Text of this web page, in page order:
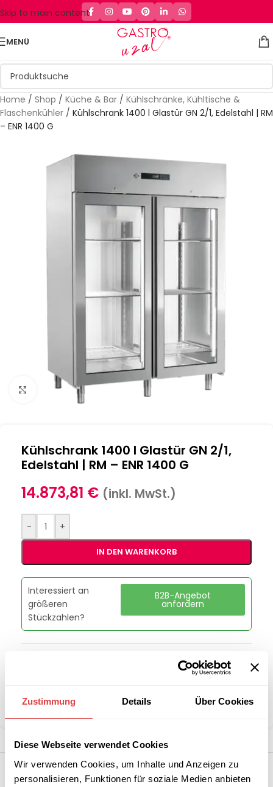
Zustimmung Details Über Cookies
Diese Webseite verwendet Cookies
Wir verwenden Cookies, um Inhalte und Anzeigen zu
personalisieren, Funktionen für soziale Medien anbieten
Skip to main content
MENÜ
Home / Shop / Küche & Bar / Kühlschränke, Kühltische &
Flaschenkühler / Kühlschrank 1400 l Glastür GN 2/1, Edelstahl | RM
– ENR 1400 G
Klick zum Vergrößern
Kühlschrank 1400 l Glastür GN 2/1,
Edelstahl | RM – ENR 1400 G
14.873,81 € (inkl. MwSt.)
- +
IN DEN WARENKORB
Interessiert an
größeren
Stückzahlen?
B2B-Angebot
anfordern
Kühlschränke, Kühltische & Flaschenkühler